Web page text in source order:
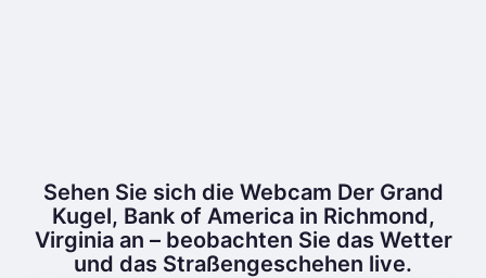
Sehen Sie sich die Webcam Der Grand
Kugel, Bank of America in Richmond,
Virginia an – beobachten Sie das Wetter
und das Straßengeschehen live.